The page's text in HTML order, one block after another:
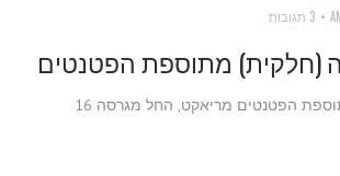
3 תגובות
(חלקית) מתוספת הפטנטים
הפטנטים מריאקט, החל מגרסה 16